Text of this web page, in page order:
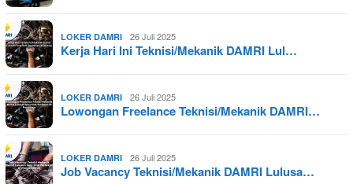
LOKER DAMRI 26 Juli 2025
Kerja Hari Ini Teknisi/Mekanik DAMRI Lul…
LOKER DAMRI 26 Juli 2025
Lowongan Freelance Teknisi/Mekanik DAMRI…
LOKER DAMRI 26 Juli 2025
Job Vacancy Teknisi/Mekanik DAMRI Lulusa…